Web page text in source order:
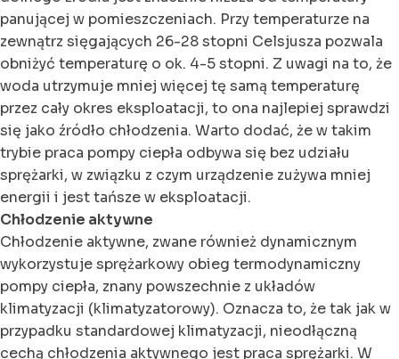
panującej w pomieszczeniach. Przy temperaturze na
zewnątrz sięgających 26-28 stopni Celsjusza pozwala
obniżyć temperaturę o ok. 4-5 stopni. Z uwagi na to, że
woda utrzymuje mniej więcej tę samą temperaturę
przez cały okres eksploatacji, to ona najlepiej sprawdzi
się jako źródło chłodzenia. Warto dodać, że w takim
trybie praca pompy ciepła odbywa się bez udziału
sprężarki, w związku z czym urządzenie zużywa mniej
energii i jest tańsze w eksploatacji.
Chłodzenie aktywne
Chłodzenie aktywne, zwane również dynamicznym
wykorzystuje sprężarkowy obieg termodynamiczny
pompy ciepła, znany powszechnie z układów
klimatyzacji (klimatyzatorowy). Oznacza to, że tak jak w
przypadku standardowej klimatyzacji, nieodłączną
cechą chłodzenia aktywnego jest praca sprężarki. W